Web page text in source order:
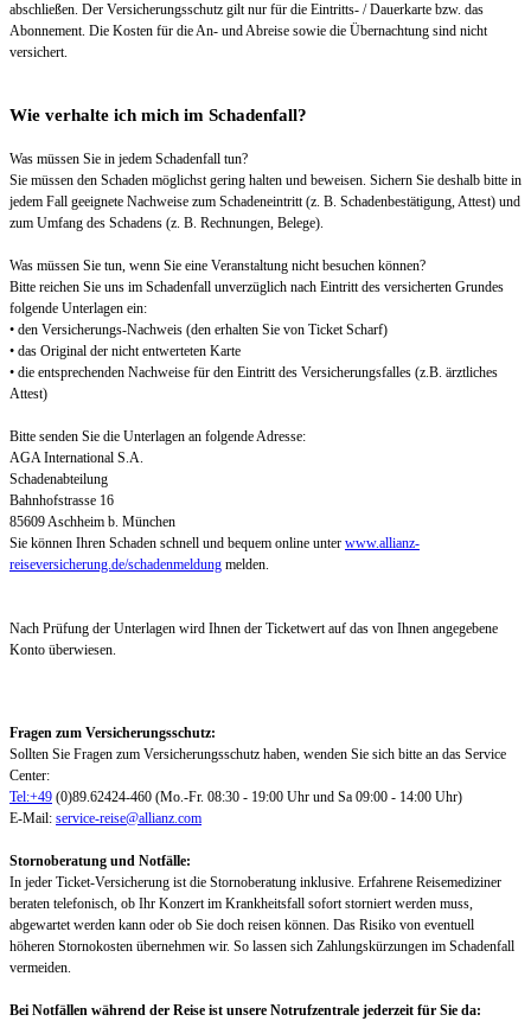
abschließen. Der Versicherungsschutz gilt nur für die Eintritts- / Dauerkarte bzw. das
Abonnement. Die Kosten für die An- und Abreise sowie die Übernachtung sind nicht
versichert.
Wie verhalte ich mich im Schadenfall?
Was müssen Sie in jedem Schadenfall tun?
Sie müssen den Schaden möglichst gering halten und beweisen. Sichern Sie deshalb bitte in
jedem Fall geeignete Nachweise zum Schadeneintritt (z. B. Schadenbestätigung, Attest) und
zum Umfang des Schadens (z. B. Rechnungen, Belege).
Was müssen Sie tun, wenn Sie eine Veranstaltung nicht besuchen können?
Bitte reichen Sie uns im Schadenfall unverzüglich nach Eintritt des versicherten Grundes
folgende Unterlagen ein:
• den Versicherungs-Nachweis (den erhalten Sie von Ticket Scharf)
• das Original der nicht entwerteten Karte
• die entsprechenden Nachweise für den Eintritt des Versicherungsfalles (z.B. ärztliches
Attest)
Bitte senden Sie die Unterlagen an folgende Adresse:
AGA International S.A.
Schadenabteilung
Bahnhofstrasse 16
85609 Aschheim b. München
Sie können Ihren Schaden schnell und bequem online unter www.allianz-
reiseversicherung.de/schadenmeldung melden.
Nach Prüfung der Unterlagen wird Ihnen der Ticketwert auf das von Ihnen angegebene
Konto überwiesen.
Fragen zum Versicherungsschutz:
Sollten Sie Fragen zum Versicherungsschutz haben, wenden Sie sich bitte an das Service
Center:
Tel:+49 (0)89.62424-460 (Mo.-Fr. 08:30 - 19:00 Uhr und Sa 09:00 - 14:00 Uhr)
E-Mail: service-reise@allianz.com
Stornoberatung und Notfälle:
In jeder Ticket-Versicherung ist die Stornoberatung inklusive. Erfahrene Reisemediziner
beraten telefonisch, ob Ihr Konzert im Krankheitsfall sofort storniert werden muss,
abgewartet werden kann oder ob Sie doch reisen können. Das Risiko von eventuell
höheren Stornokosten übernehmen wir. So lassen sich Zahlungskürzungen im Schadenfall
vermeiden.
Bei Notfällen während der Reise ist unsere Notrufzentrale jederzeit für Sie da: